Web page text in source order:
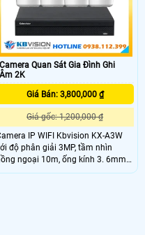
Videosec, Vivotek,
Camera Quan Sát Gia Đình Ghi
Âm 2K
Giá Bán: 3,800,000 ₫
Giá gốc: 1,200,000 ₫
IP WIFI Kbvision KX-A3W
độ phân giải 3MP, tầm nhìn
ngoại 10m, ống kính 3. 6mm
quay quét ngang 355°, dọc -5°